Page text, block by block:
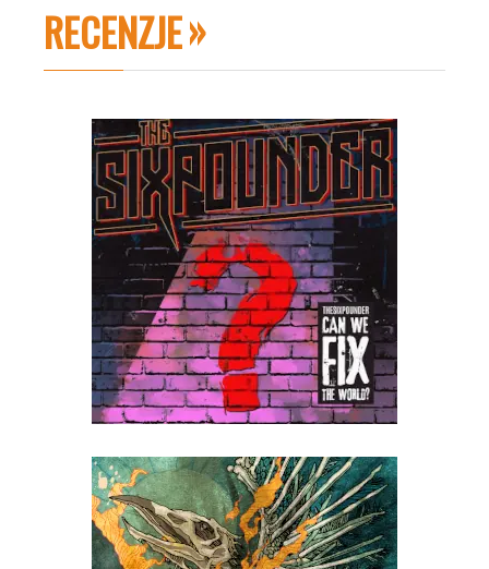
RECENZJE